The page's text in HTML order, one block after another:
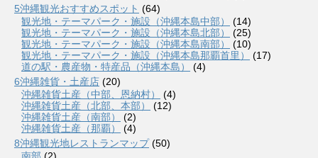
5沖縄観光おすすめスポット (64)
観光地・テーマパーク・施設（沖縄本島中部）
(14)
観光地・テーマパーク・施設（沖縄本島北部）
(25)
観光地・テーマパーク・施設（沖縄本島南部）
(10)
観光地・テーマパーク・施設（沖縄本島那覇首里）
(17)
道の駅・農産物・特産品（沖縄本島）
(4)
6沖縄雑貨・土産店 (20)
沖縄雑貨土産（中部、恩納村）
(4)
沖縄雑貨土産（北部、本部）
(12)
沖縄雑貨土産（南部）
(2)
沖縄雑貨土産（那覇）
(4)
8沖縄観光地レストランマップ(50)
南部 (2)